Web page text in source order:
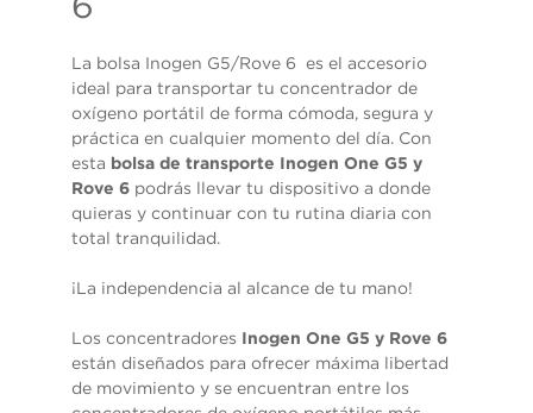
6
La bolsa Inogen G5/Rove 6 es el accesorio
ideal para transportar tu concentrador de
oxígeno portátil de forma cómoda, segura y
práctica en cualquier momento del día. Con
esta
bolsa de transporte Inogen One G5 y
Rove 6 podrás llevar tu dispositivo a donde
quieras y continuar con tu rutina diaria con
total tranquilidad.
¡La independencia al alcance de tu mano!
Los concentradores
Inogen One G5 y Rove 6
están diseñados para ofrecer máxima libertad
de movimiento y se encuentran entre los